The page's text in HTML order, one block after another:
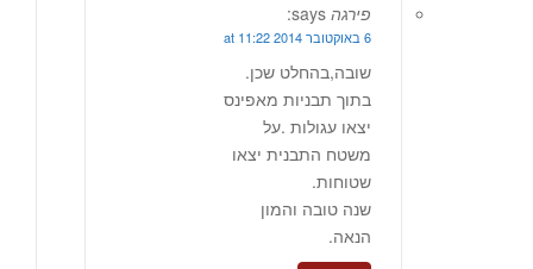
פירגה says:
6 באוקטובר 2014 at 11:22
שובה,בהחלט שכן.
בתוך תבניות מאפינס
יצאו עגולות .על
משטח התבנית יצאו
שטוחות.
שנה טובה והמון
הנאה.